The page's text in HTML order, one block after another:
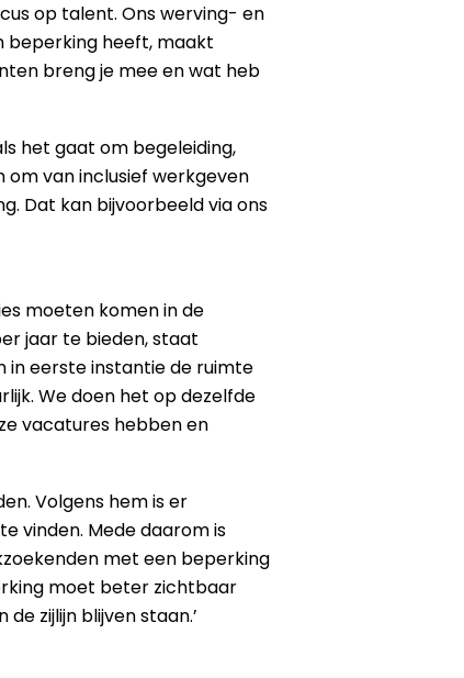
op talent. Ons werving- en
beperking heeft, maakt
breng je mee en wat heb
het gaat om begeleiding,
om van inclusief werkgeven
Dat kan bijvoorbeeld via ons
moeten komen in de
jaar te bieden, staat
in eerste instantie de ruimte
We doen het op dezelfde
vacatures hebben en
Volgens hem is er
vinden. Mede daarom is
met een beperking
moet beter zichtbaar
zijlijn blijven staan.’